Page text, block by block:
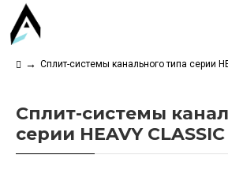
Сплит-системы канального типа серии
Сплит-системы
серии HEAVY CLASSIC